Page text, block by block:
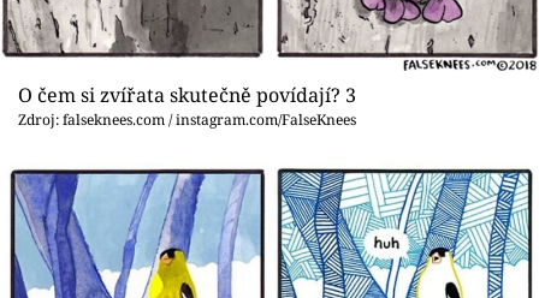
O čem si zvířata skutečně povídají? 3
Zdroj: falseknees.com / instagram.com/FalseKnees